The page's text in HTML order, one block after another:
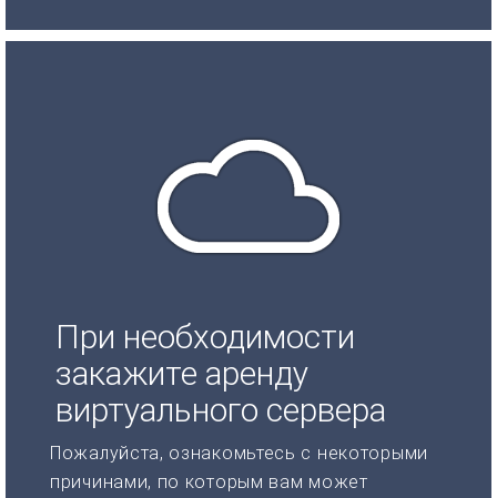
При необходимости
закажите аренду
виртуального сервера
Пожалуйста, ознакомьтесь с некоторыми
причинами, по которым вам может